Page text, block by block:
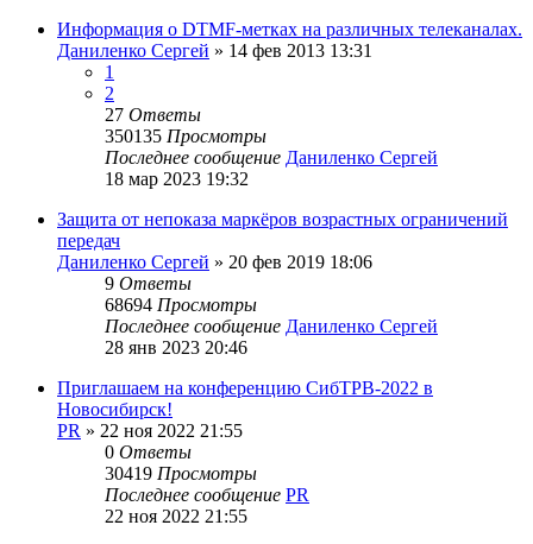
Информация о DTMF-метках на различных телеканалах.
Даниленко Сергей » 14 фев 2013 13:31
1
2
27 Ответы
350135 Просмотры
Последнее сообщение Даниленко Сергей
18 мар 2023 19:32
Защита от непоказа маркёров возрастных ограничений
передач
Даниленко Сергей » 20 фев 2019 18:06
9 Ответы
68694 Просмотры
Последнее сообщение Даниленко Сергей
28 янв 2023 20:46
Приглашаем на конференцию СибТРВ-2022 в
Новосибирск!
PR » 22 ноя 2022 21:55
0 Ответы
30419 Просмотры
Последнее сообщение PR
22 ноя 2022 21:55